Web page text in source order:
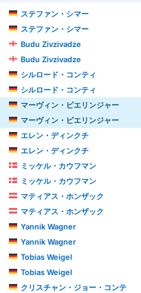
ステファン・シマー
ステファン・シマー
Budu Zivzivadze
Budu Zivzivadze
シルロード・コンティ
シルロード・コンティ
マーヴィン・ピエリンジャー
マーヴィン・ピエリンジャー
エレン・ディンクチ
エレン・ディンクチ
ミッケル・カウフマン
ミッケル・カウフマン
マティアス・ホンザック
マティアス・ホンザック
Yannik Wagner
Yannik Wagner
Tobias Weigel
Tobias Weigel
クリスチャン・ジョー・コンテ